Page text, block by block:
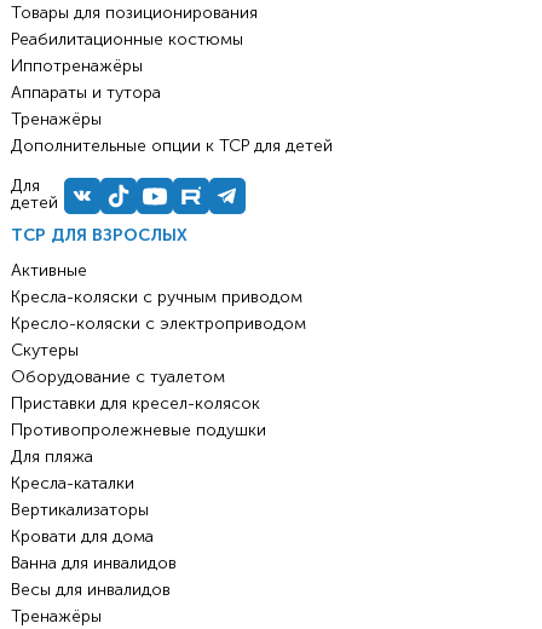
ТСР ДЛЯ ВЗРОСЛЫХ
Активные
Кресла-коляски с ручным приводом
Кресло-коляски с электроприводом
Скутеры
Оборудование с туалетом
Приставки для кресел-колясок
Противопролежневые подушки
Для пляжа
Кресла-каталки
Вертикализаторы
Кровати для дома
Ванна для инвалидов
Весы для инвалидов
Тренажёры
Товары для позиционирования
Реабилитационные костюмы
Иппотренажёры
Аппараты и тутора
Тренажёры
Дополнительные опции к ТСР для детей
Для
детей